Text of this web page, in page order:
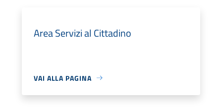
Area Servizi al Cittadino
VAI ALLA PAGINA